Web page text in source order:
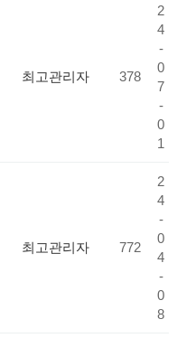
최고관리자 378
2
4
-
0
7
-
0
1
최고관리자 772
2
4
-
0
4
-
0
8